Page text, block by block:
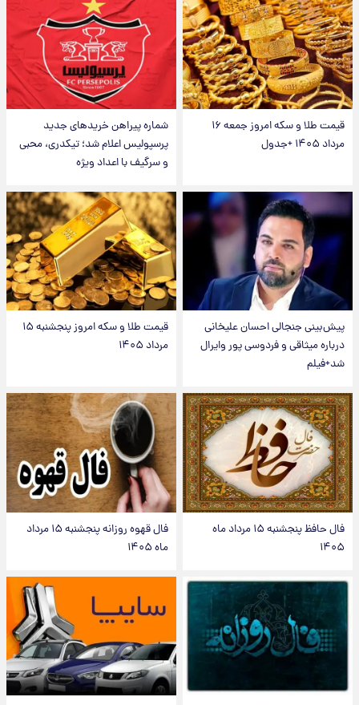
قیمت طلا و سکه امروز جمعه ۱۶
مرداد ۱۴۰۵ +جدول
شماره پیراهن خریدهای جدید
پرسپولیس اعلام شد؛ تیکدری، محبی
و سرگیف با اعداد ویژه
پیش‌بینی جنجالی احسان علیخانی
درباره میثاقی و فردوسی پور وایرال
شد+فیلم
قیمت طلا و سکه امروز پنجشنبه ۱۵
مرداد ۱۴۰۵
فال حافظ پنجشنبه ۱۵ مرداد ماه
۱۴۰۵
فال قهوه روزانه پنجشنبه ۱۵ مرداد
ماه ۱۴۰۵